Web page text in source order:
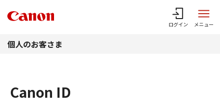
ログイン メニュー
個人のお客さま
Canon ID